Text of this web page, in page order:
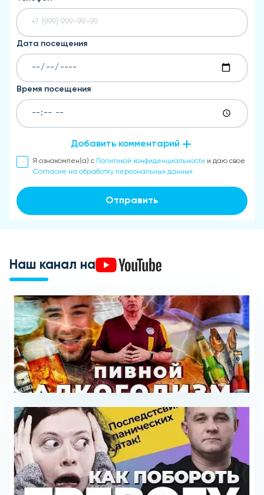
Дата посещения
Время посещения
Добавить комментарий
Я ознакомлен(а) с Политикой конфиденциальности и даю свое
Согласие на обработку персональных данных
Отправить
Наш канал на